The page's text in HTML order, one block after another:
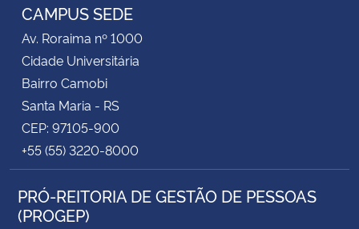
CAMPUS SEDE
Av. Roraima nº 1000
Cidade Universitária
Bairro Camobi
Santa Maria - RS
CEP: 97105-900
+55 (55) 3220-8000
PRÓ-REITORIA DE GESTÃO DE PESSOAS
(PROGEP)